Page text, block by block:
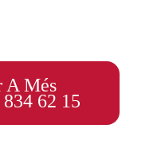
A Més
62 15